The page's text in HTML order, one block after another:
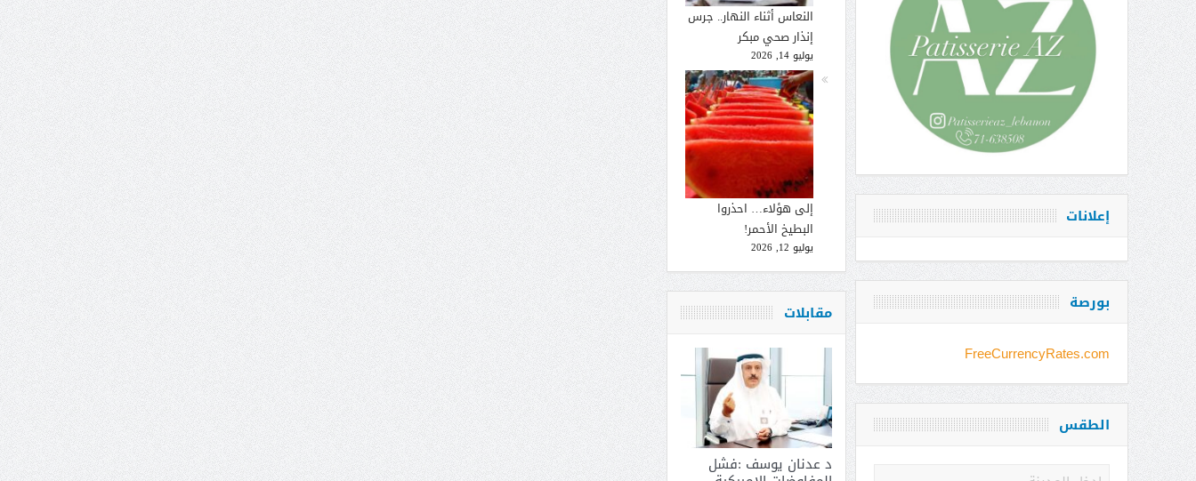
النعاس أثناء النهار.. جرس
إنذار صحي مبكر
يوليو 14, 2026
إلى هؤلاء… احذروا
البطيخ الأحمر!
يوليو 12, 2026
مقابلات
د عدنان يوسف :فشل
إعلانات
بورصة
FreeCurrencyRates.com
الطقس